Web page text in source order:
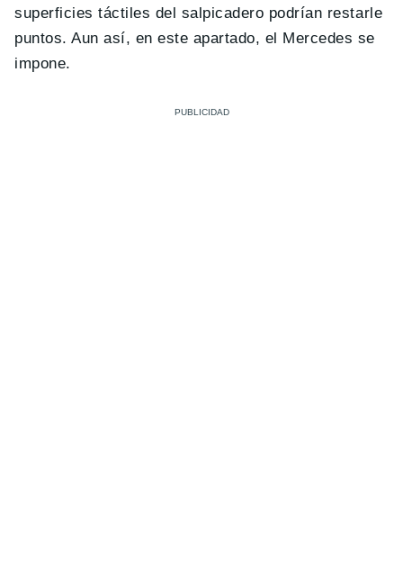
superficies táctiles del salpicadero podrían restarle
puntos. Aun así, en este apartado, el Mercedes se
impone.